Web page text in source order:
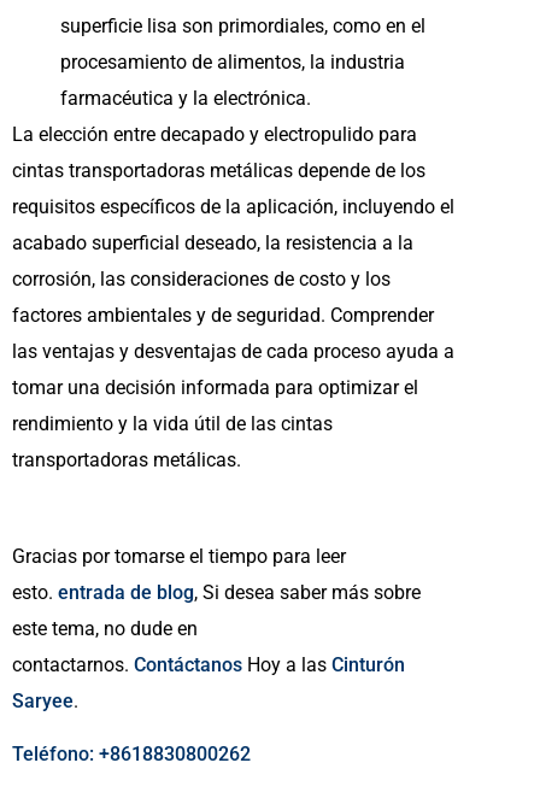
superficie lisa son primordiales, como en el
procesamiento de alimentos, la industria
farmacéutica y la electrónica.
La elección entre decapado y electropulido para
cintas transportadoras metálicas depende de los
requisitos específicos de la aplicación, incluyendo el
acabado superficial deseado, la resistencia a la
corrosión, las consideraciones de costo y los
factores ambientales y de seguridad. Comprender
las ventajas y desventajas de cada proceso ayuda a
tomar una decisión informada para optimizar el
rendimiento y la vida útil de las cintas
transportadoras metálicas.
Gracias por tomarse el tiempo para leer
esto. entrada de blog, Si desea saber más sobre
este tema, no dude en
contactarnos. Contáctanos Hoy a las Cinturón
Saryee.
Teléfono: +8618830800262